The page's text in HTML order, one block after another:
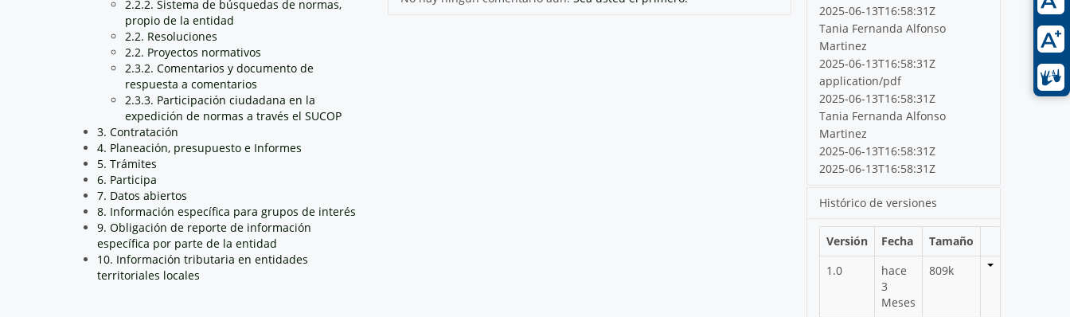
2.2.2. Sistema de búsquedas de normas,
propio de la entidad
2.2. Resoluciones
2.2. Proyectos normativos
2.3.2. Comentarios y documento de
respuesta a comentarios
2.3.3. Participación ciudadana en la
expedición de normas a través el SUCOP
3. Contratación
4. Planeación, presupuesto e Informes
5. Trámites
6. Participa
7. Datos abiertos
8. Información específica para grupos de interés
9. Obligación de reporte de información
específica por parte de la entidad
10. Información tributaria en entidades
territoriales locales
2025-06-13T16:58:31Z
Tania Fernanda Alfonso
Martinez
2025-06-13T16:58:31Z
application/pdf
2025-06-13T16:58:31Z
Tania Fernanda Alfonso
Martinez
2025-06-13T16:58:31Z
2025-06-13T16:58:31Z
Histórico de versiones
Versión Fecha
Tamaño
1.0
hace
3
Meses
809k